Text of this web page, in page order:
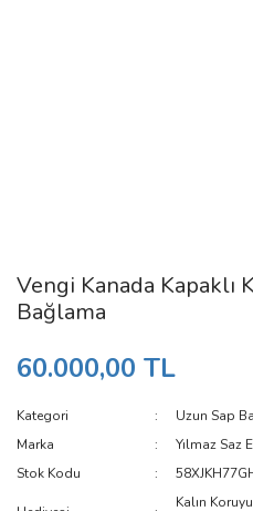
Vengi Kanada Kapaklı
Bağlama
60.000,00 TL
Kategori
Uzun Sap
Marka
Yılmaz Saz
Stok Kodu
Kalın